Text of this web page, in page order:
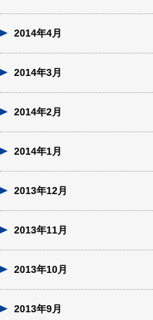
2014年4月
2014年3月
2014年2月
2014年1月
2013年12月
2013年11月
2013年10月
2013年9月